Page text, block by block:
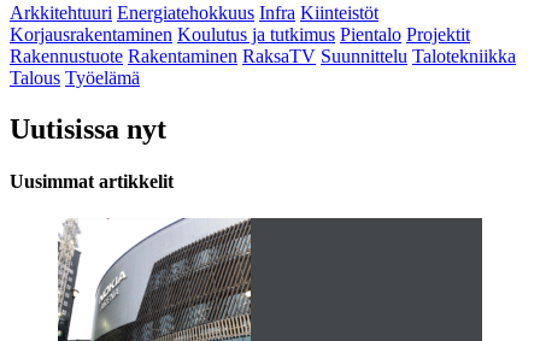
Arkkitehtuuri Energiatehokkuus Infra Kiinteistöt
Korjausrakentaminen Koulutus ja tutkimus Pientalo Projektit
Rakennustuote Rakentaminen RaksaTV Suunnittelu Talotekniikka
Talous Työelämä
Uutisissa nyt
Uusimmat artikkelit